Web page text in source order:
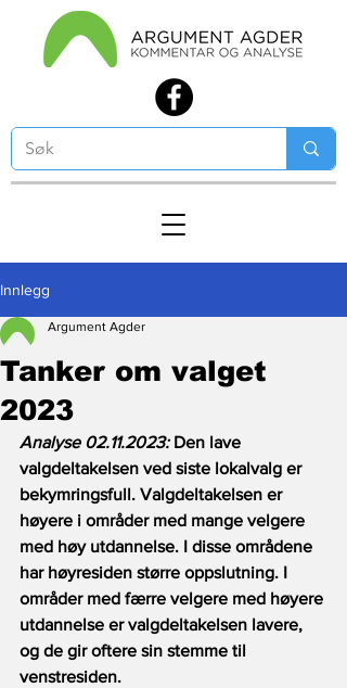
Innlegg
Tanker om valget
2023
Argument Agder
Analyse 02.11.2023: Den lave
valgdeltakelsen ved siste lokalvalg er
bekymringsfull. Valgdeltakelsen er
høyere i områder med mange velgere
med høy utdannelse. I disse områdene
har høyresiden større oppslutning. I
områder med færre velgere med høyere
utdannelse er valgdeltakelsen lavere,
og de gir oftere sin stemme til
venstresiden.